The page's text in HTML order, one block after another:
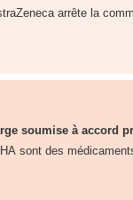
arrête la
soumise à accord
sont des